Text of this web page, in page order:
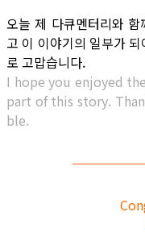
오늘 제 다큐멘터리와
고 이 이야기의 일부가 되
로 고맙습니다.
I hope you enjoyed
part of this story.
ble.